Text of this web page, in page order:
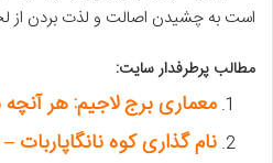
است به چشیدن اصالت و لذت بردن از
مطالب پرطرفدار سایت:
معماری برج لاجیم: هر آنچه
نام گذاری کوه نانگاپاربات